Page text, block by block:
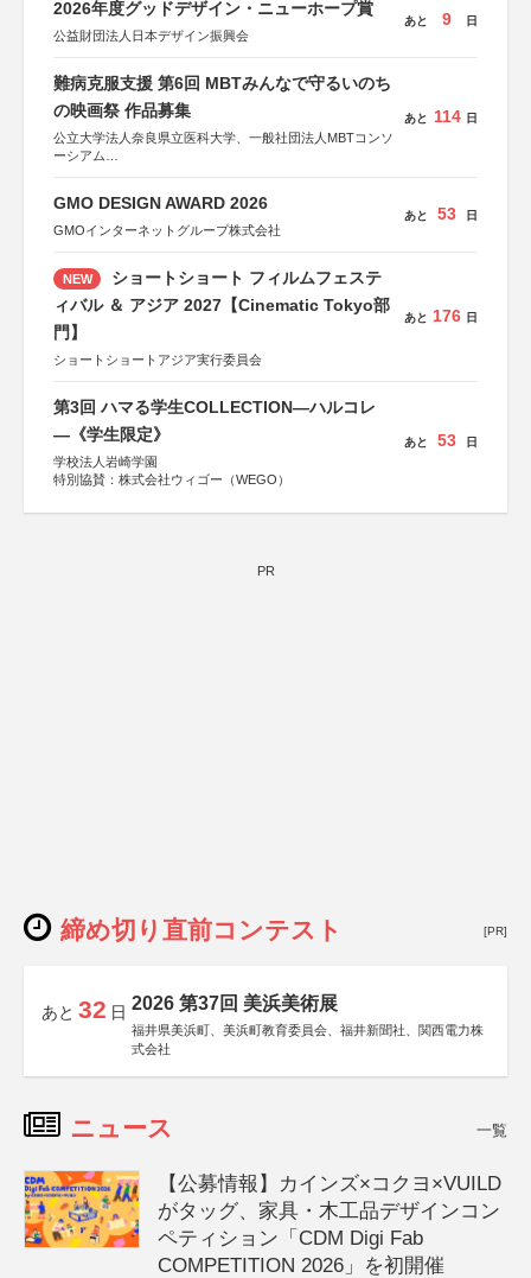
2026年度グッドデザイン・ニューホープ賞
公益財団法人日本デザイン振興会
あと 9 日
難病克服支援 第6回 MBTみんなで守るいのち
の映画祭 作品募集
公立大学法人奈良県立医科大学、一般社団法人MBTコンソ
ーシアム
後援：厚生労働省
文部科学省
関西経済連合会
「“よい仕事おこし”フェア」実行委員会
関西文化学術研究都市推進機構
東京難病団体連絡協議会
あと 114 日
GMO DESIGN AWARD 2026
GMOインターネットグループ株式会社
あと 53 日
NEW
ショートショート フィルムフェステ
ィバル ＆ アジア 2027【Cinematic Tokyo部
門】
ショートショートアジア実行委員会
あと 176 日
第3回 ハマる学生COLLECTION―ハルコレ
―《学生限定》
学校法人岩崎学園
特別協賛：株式会社ウィゴー（WEGO）
あと 53 日
PR
締め切り直前コンテスト [PR]
あと 32 日 2026 第37回 美浜美術展
福井県美浜町、美浜町教育委員会、福井新聞社、関西電力株
式会社
ニュース 一覧
【公募情報】カインズ×コクヨ×VUILD
がタッグ、家具・木工品デザインコン
ペティション「CDM Digi Fab
COMPETITION 2026」を初開催